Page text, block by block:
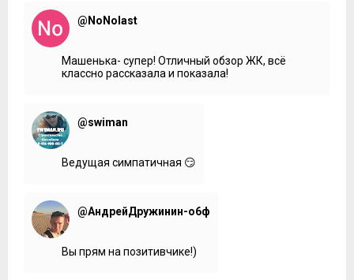
@NoNolast
Машенька- супер! Отличный обзор ЖК, всё
классно рассказала и показала!
@swiman
Ведущая симпатичная 😏
@АндрейДружинин-о6ф
Вы прям на позитивчике!)